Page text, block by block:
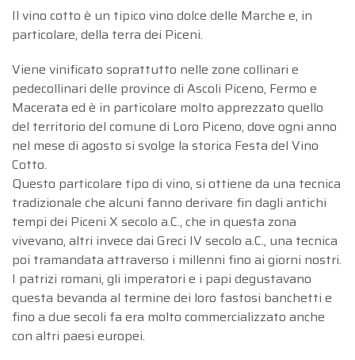
Il vino cotto è un tipico vino dolce delle Marche e, in
particolare, della terra dei Piceni.
Viene vinificato soprattutto nelle zone collinari e
pedecollinari delle province di Ascoli Piceno, Fermo e
Macerata ed è in particolare molto apprezzato quello
del territorio del comune di Loro Piceno, dove ogni anno
nel mese di agosto si svolge la storica Festa del Vino
Cotto.
Questo particolare tipo di vino, si ottiene da una tecnica
tradizionale che alcuni fanno derivare fin dagli antichi
tempi dei Piceni X secolo a.C., che in questa zona
vivevano, altri invece dai Greci IV secolo a.C., una tecnica
poi tramandata attraverso i millenni fino ai giorni nostri.
I patrizi romani, gli imperatori e i papi degustavano
questa bevanda al termine dei loro fastosi banchetti e
fino a due secoli fa era molto commercializzato anche
con altri paesi europei.